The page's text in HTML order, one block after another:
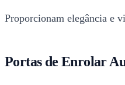
Proporcionam elegância e
Portas de Enrolar